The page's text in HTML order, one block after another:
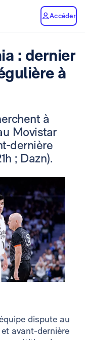
Accéder
: dernier
à
à
Movistar
dernière
; Dazn).
dispute au
avant-dernière